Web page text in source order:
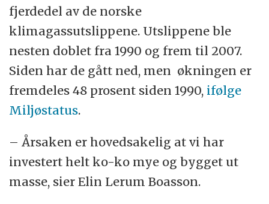
fjerdedel av de norske
klimagassutslippene. Utslippene ble
nesten doblet fra 1990 og frem til 2007.
Siden har de gått ned, men økningen er
fremdeles 48 prosent siden 1990, ifølge
Miljøstatus.
– Årsaken er hovedsakelig at vi har
investert helt ko-ko mye og bygget ut
masse, sier Elin Lerum Boasson.